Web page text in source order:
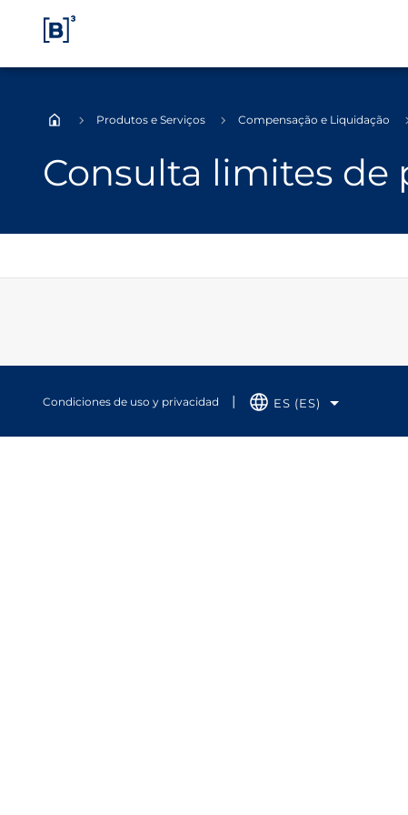
Consulta limites de
Produtos e Serviços Compensação e Liquidação
Condiciones de uso y privacidad ES (ES)